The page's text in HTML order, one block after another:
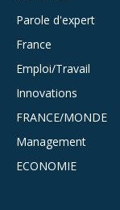
Parole d'expert
France
Emploi/Travail
Innovations
FRANCE/MONDE
Management
ECONOMIE